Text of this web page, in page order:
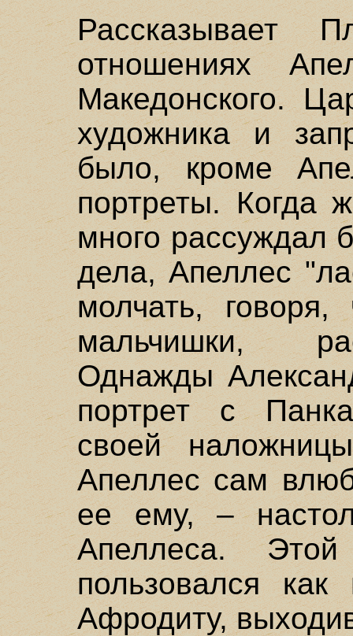
отношениях
Македонского.
художника и
было, кроме
портреты. Когда
много рассуждал
дела, Апеллес
молчать,
мальчишки,
Однажды
портрет с
своей
Апеллес сам
ее ему, –
Апеллеса.
пользовался
Афродиту,